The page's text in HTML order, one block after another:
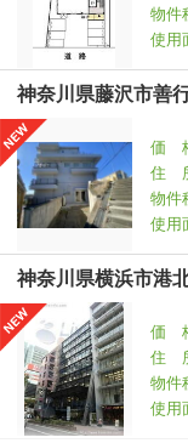
物件
使用
神奈川県藤沢市善
価
住
物件
使用
神奈川県横浜市港
価
住
物件
使用